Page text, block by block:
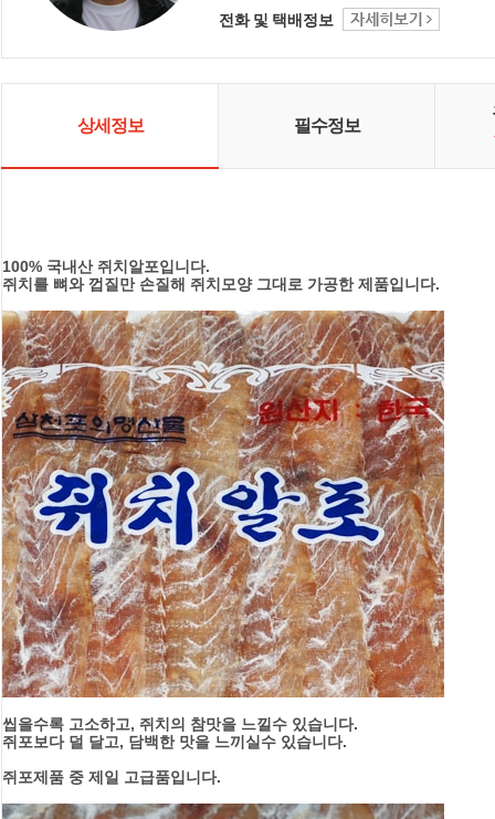
전화 및 택배정보
상세정보 필수정보
100% 국내산 쥐치알포입니다.
쥐치를 뼈와 껍질만 손질해 쥐치모양 그대로 가공한 제품입니다.
씹을수록 고소하고, 쥐치의 참맛을 느낄수 있습니다.
쥐포보다 덜 달고, 담백한 맛을 느끼실수 있습니다.
쥐포제품 중 제일 고급품입니다.